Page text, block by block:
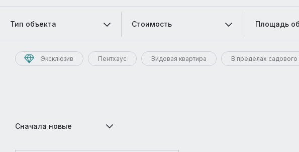
Тип объекта Стоимость Площадь
Эксклюзив Пентхаус Видовая квартира В пределах садового
Сначала новые